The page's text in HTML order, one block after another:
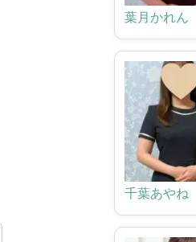
葉月かれん
千葉あやね